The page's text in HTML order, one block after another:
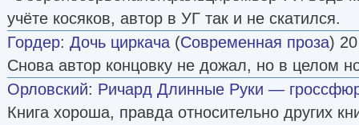
учёте косяков, автор в УГ так и не скатился.
Гордер: Дочь циркача (Современная проза)
Снова автор концовку не дожал, но в целом
Орловский: Ричард Длинные Руки —
Книга хороша, правда относительно других